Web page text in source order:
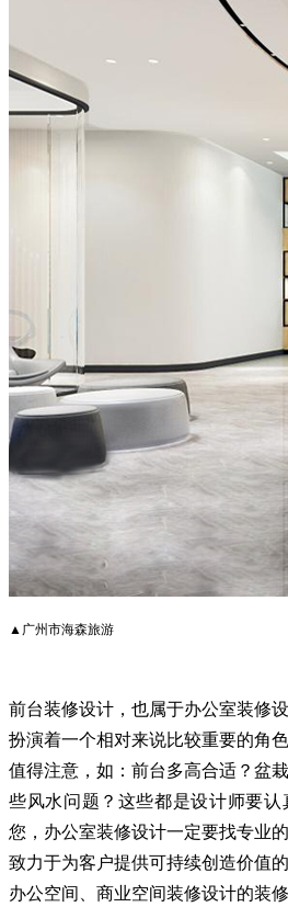
▲广州市海森旅游
前台装修设计，也属于办公室装修
扮演着一个相对来说比较重要的角
值得注意，如：前台多高合适？盆
些风水问题？这些都是设计师要
您，办公室装修设计一定要找专业
致力于为客户提供可持续创造价值
办公空间、商业空间装修设计的装修